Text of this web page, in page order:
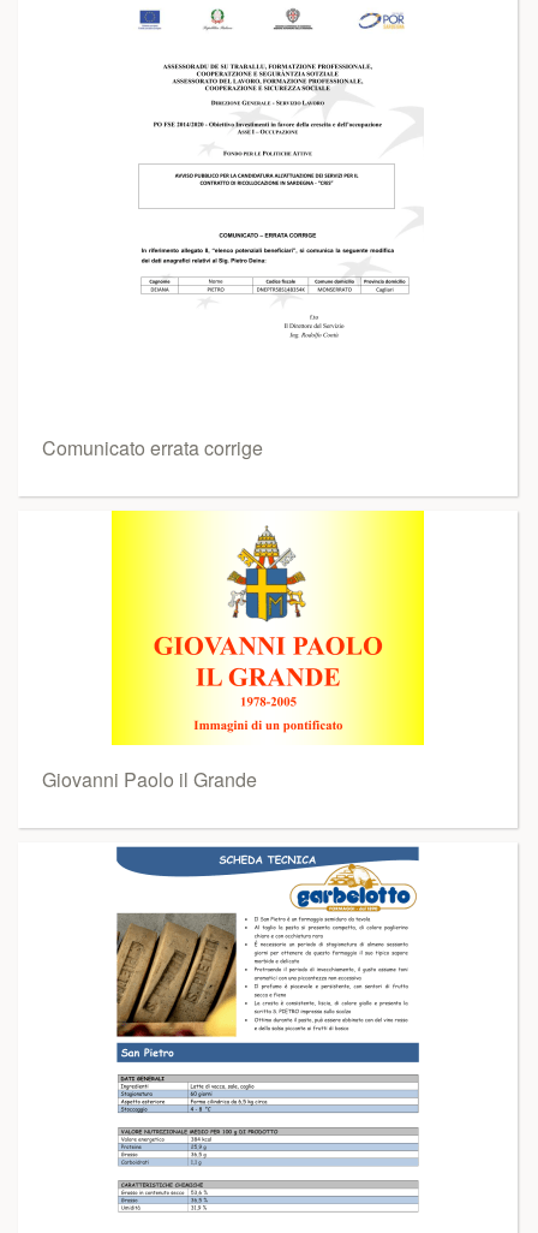
Comunicato errata corrige
Giovanni Paolo il Grande